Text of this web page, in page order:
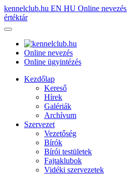
kennelclub.hu EN HU Online nevezés
értéktár
Online nevezés
Online ügyintézés
Kezdőlap
Kereső
Hírek
Galériák
Archívum
Szervezet
Vezetőség
Bírók
Bírói testületek
Fajtaklubok
Vidéki szervezetek